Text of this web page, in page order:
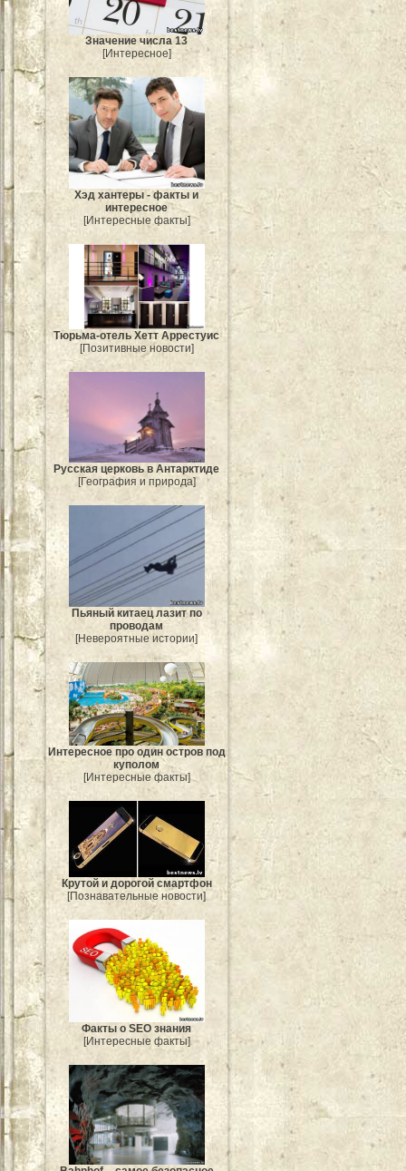
Значение числа 13
[Интересное]
Хэд хантеры - факты и
интересное
[Интересные факты]
Тюрьма-отель Хетт Аррестуис
[Позитивные новости]
Русская церковь в Антарктиде
[География и природа]
Пьяный китаец лазит по
проводам
[Невероятные истории]
Интересное про один остров под
куполом
[Интересные факты]
Крутой и дорогой смартфон
[Познавательные новости]
Факты о SEO знания
[Интересные факты]